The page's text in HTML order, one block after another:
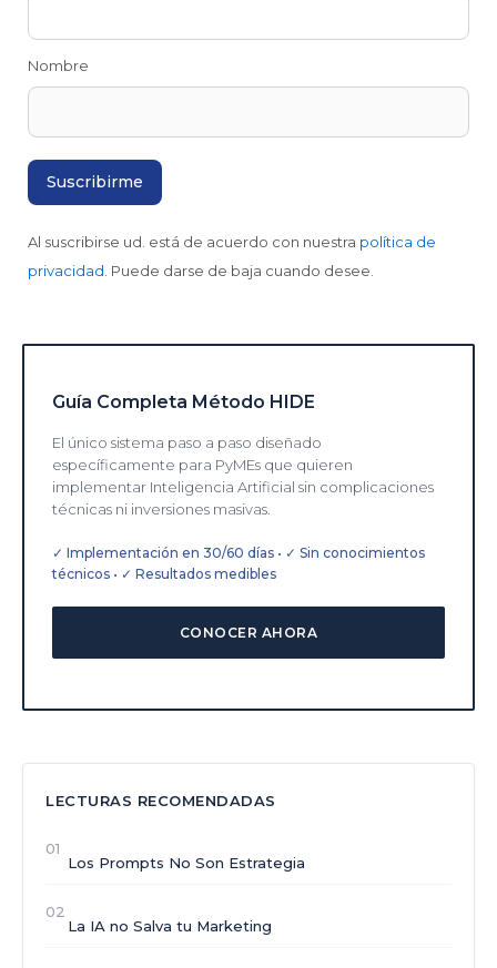
Nombre
Al suscribirse ud. está de acuerdo con nuestra política de
privacidad . Puede darse de baja cuando desee.
Guía Completa Método HIDE
El único sistema paso a paso diseñado
específicamente para PyMEs que quieren
implementar Inteligencia Artificial sin complicaciones
técnicas ni inversiones masivas.
✓ Implementación en 30/60 días • ✓ Sin conocimientos
técnicos • ✓ Resultados medibles
CONOCER AHORA
LECTURAS RECOMENDADAS
01
Los Prompts No Son Estrategia
02
La IA no Salva tu Marketing